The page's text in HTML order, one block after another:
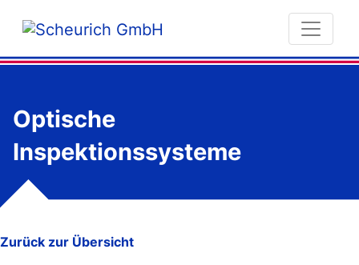
Optische
Inspektionssysteme
Zurück zur Übersicht